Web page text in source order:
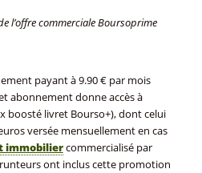
l’offre commerciale Boursoprime
payant à 9.90 € par mois
abonnement donne accès à
boosté livret Bourso+), dont celui
versée mensuellement en cas
immobiliercommercialisé par
ont inclus cette promotion